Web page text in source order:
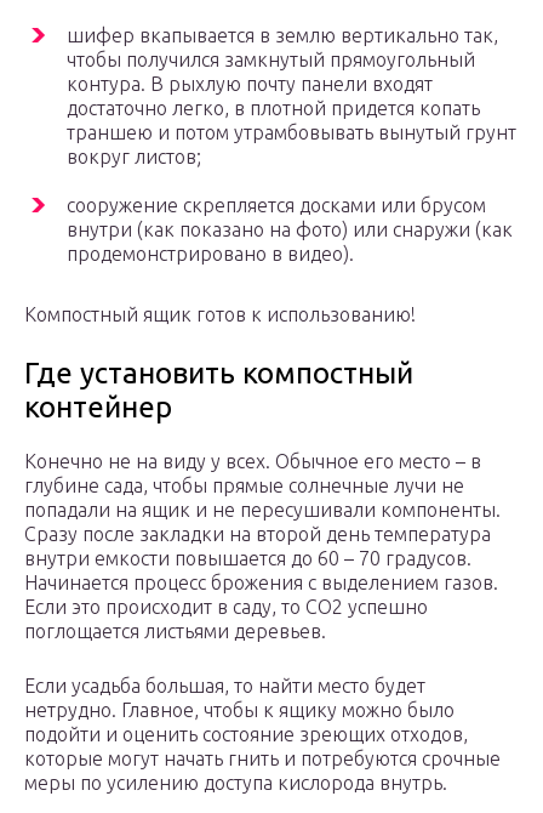
шифер вкапывается в землю вертикально так,
чтобы получился замкнутый прямоугольный
контура. В рыхлую почту панели входят
достаточно легко, в плотной придется копать
траншею и потом утрамбовывать вынутый грунт
вокруг листов;
сооружение скрепляется досками или брусом
внутри (как показано на фото) или снаружи (как
продемонстрировано в видео).
Компостный ящик готов к использованию!
Где установить компостный
контейнер
Конечно не на виду у всех. Обычное его место – в
глубине сада, чтобы прямые солнечные лучи не
попадали на ящик и не пересушивали компоненты.
Сразу после закладки на второй день температура
внутри емкости повышается до 60 – 70 градусов.
Начинается процесс брожения с выделением газов.
Если это происходит в саду, то СО2 успешно
поглощается листьями деревьев.
Если усадьба большая, то найти место будет
нетрудно. Главное, чтобы к ящику можно было
подойти и оценить состояние зреющих отходов,
которые могут начать гнить и потребуются срочные
меры по усилению доступа кислорода внутрь.